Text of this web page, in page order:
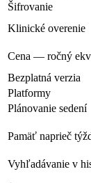
Šifrovanie
Klinické overenie
Cena — ročný
Bezplatná verzia
Platformy
Plánovanie sedení
Pamäť naprieč
Vyhľadávanie v